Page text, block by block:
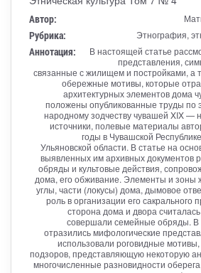
Автор:
Рубрика: Этнография,
Аннотация:
В настоящей статье
представления,
связанные с жилищем и постройками, а
обережные мотивы, которые
архитектурных элементов дома
положены опубликованные труды по
народному зодчеству чувашей XIX —
источники, полевые материалы
годы в Чувашской
Ульяновской области. В статье на
выявленных им архивных документов
обряды и культовые действия,
дома, его обживание. Элементы и
углы, части (локусы) дома, дымовое
роль в организации его сакрального
сторона дома и двора
совершали семейные обряды. В
отразились мифологические
использовали роговидные
подзоров, представляющую некоторую
многочисленные разновидности